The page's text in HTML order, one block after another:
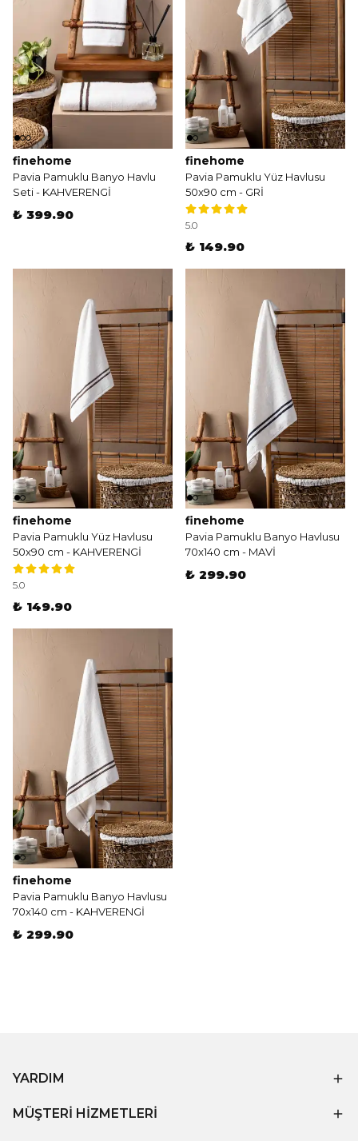
finehome
Pavia Pamuklu Banyo Havlu
Seti - KAHVERENGİ
₺ 399.90
finehome
Pavia Pamuklu Yüz Havlusu
50x90 cm - GRİ
5.0
₺ 149.90
finehome
Pavia Pamuklu Yüz Havlusu
50x90 cm - KAHVERENGİ
5.0
₺ 149.90
finehome
Pavia Pamuklu Banyo Havlusu
70x140 cm - MAVİ
₺ 299.90
finehome
Pavia Pamuklu Banyo Havlusu
70x140 cm - KAHVERENGİ
₺ 299.90
YARDIM
MÜŞTERİ HİZMETLERİ